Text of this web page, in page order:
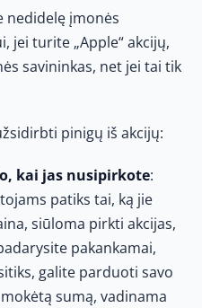
nedidelę įmonės
jei turite „Apple“ akcijų,
savininkas, net jei tai tik
pinigų iš akcijų:
kai jas nusipirkote:
patiks tai, ką jie
siūloma pirkti akcijas,
pakankamai,
galite parduoti savo
sumą, vadinama